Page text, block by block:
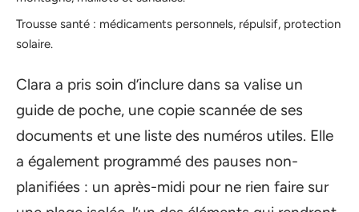
Trousse santé : médicaments personnels, répulsif, protection
solaire.
Clara a pris soin d’inclure dans sa valise un
guide de poche, une copie scannée de ses
documents et une liste des numéros utiles. Elle
a également programmé des pauses non-
planifiées : un après-midi pour ne rien faire sur